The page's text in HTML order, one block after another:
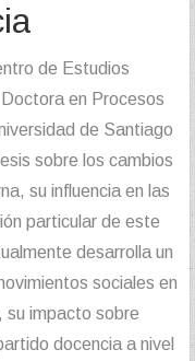
de Estudios
en Procesos
de Santiago
sobre los cambios
su influencia en las
particular de este
desarrolla un
sociales en
su impacto sobre
docencia a nivel